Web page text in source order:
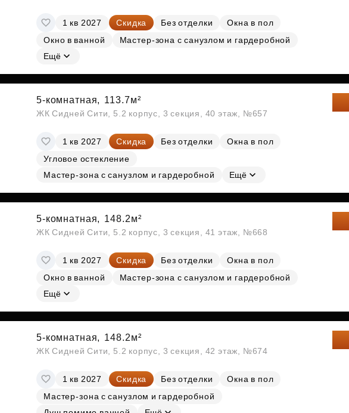
1 кв 2027 Скидка Без отделки
Окна в пол
Окно в ванной
Мастер-зона с санузлом и гардеробной
Ещё
5-комнатная, 113.7м²
ЖК Сидней Сити, 5.2 корпус, 3 секция, 40 этаж, №657
1 кв 2027 Скидка Без отделки
Окна в пол
Угловое остекление
Мастер-зона с санузлом и гардеробной
Ещё
5-комнатная, 148.2м²
ЖК Сидней Сити, 5.2 корпус, 3 секция, 41 этаж, №668
1 кв 2027 Скидка Без отделки
Окна в пол
Окно в ванной
Мастер-зона с санузлом и гардеробной
Ещё
5-комнатная, 148.2м²
ЖК Сидней Сити, 5.2 корпус, 3 секция, 42 этаж, №674
1 кв 2027 Скидка Без отделки
Окна в пол
Мастер-зона с санузлом и гардеробной